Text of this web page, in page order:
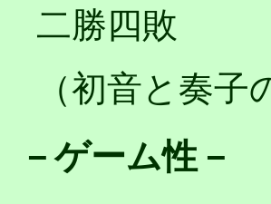
二勝四敗
（初音と奏
－ゲーム性－